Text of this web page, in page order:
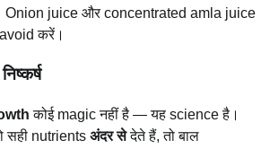
Onion juice और concentrated amla juice
करें।
कोई magic नहीं है — यह science है।
nutrients अंदर सेदेते हैं, तो बाल